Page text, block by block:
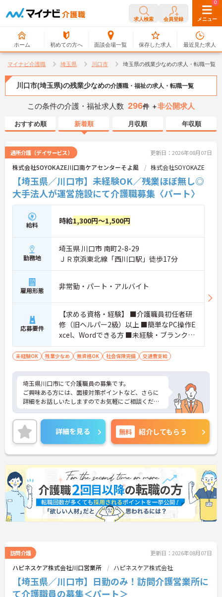
求人検索 会員登録 メニュー
ホーム 初めての方へ 面談会場一覧
0
保存した求人
0
最近見た求人
マイナビ介護職 埼玉県 川口市 埼玉県の残業少なめの求人・転職一覧
川口市(埼玉県)の残業少なめの介護職・福祉の求人・転職一覧
この条件の介護・福祉求人数 296件 ＋非公開求人
おすすめ順 新着順 月収順 年収順
通所介護（デイサービス） 更新日：2026年08月07日
株式会社SOYOKAZE川口南ケアセンターそよ風 株式会社SOYOKAZE
【埼玉県／川口市】未経験OK／残業ほぼ無し◎
大手法人が運営施設にて介護職募集〈パート〉
給料 時給1,300円～1,500円
勤務地
埼玉県 川口市 南町2-8-29
ＪＲ京浜東北線「西川口駅」徒歩17分
雇用形態 非常勤・パート・アルバイト
応募要件
【求める資格・経験】 ■介護職員初任者研
修（旧ヘルパー2級）以上 ■簡単なPC操作E
xcel、Wordできる方 ■未経験・ブランク検
討可
未経験OK 残業少なめ 無資格OK 社会保険完備 交通費支給
埼玉県川口市にて介護職員の募集です。
ご興味ある方には、面接対策ポイントなど、さらに
詳細をお話しいたしますのでお気軽にご相談くださ
い。
詳細を見る 無料 紹介してもらう
訪問介護 更新日：2026年08月07日
ハピネスケア株式会社川口営業所 ハピネスケア株式会社
【埼玉県／川口市】日勤のみ！訪問介護営業所に
て介護職員の募集＜パート＞